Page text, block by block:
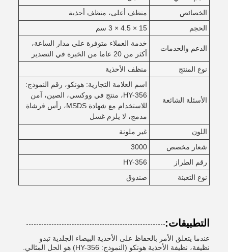
الخصائص
منظف أعلى، منظف أحذية
الحجم
15 × 4.5 × 3 سم
الدعم والخدمات
خدمة العملاء متوفرة على مدار الساعة،
أكثر من 20 عاما من الخبرة في التصدير
نوع المنتج
منظف الأحذية
الأسئلة الشائعة
اسم العلامة التجارية: هونكو، رقم النموذج:
HY-356، منتج في ووكسي، الصين، آمن
للاستخدام مع شهادة MSDS، رأس فرشاة
مدمج، لا يلزم غسل
اللون
غير ملونة
شعار مخصص
3000
رقم الطراز
HY-356
نوع التعبئة
صندوق
التطبيقات:
عندما يتعلق الأمر بالحفاظ على الأحذية البيضاء الجلدية تبدو
نظيفة، نظيفة الأحذية هونكو (النموذج: HY-356) هو الحل المثالي.